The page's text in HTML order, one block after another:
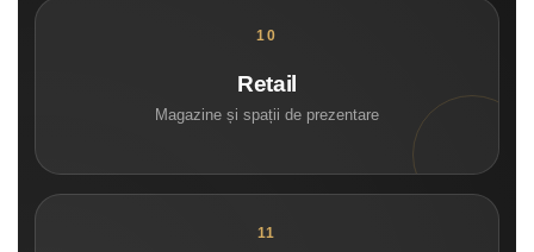
Retail
Magazine și spații de prezentare